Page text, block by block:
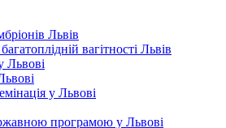
Львів
вагітності Львів
Львові
у Львові
програмою у Львові